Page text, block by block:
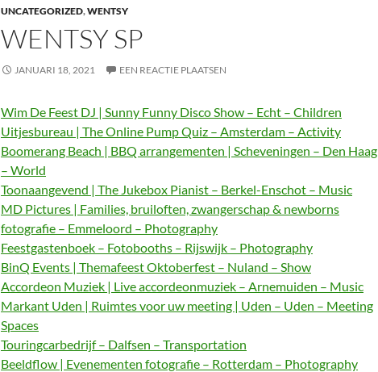
UNCATEGORIZED,WENTSY
WENTSY SP
JANUARI 18, 2021 EEN REACTIE PLAATSEN
Wim De Feest DJ | Sunny Funny Disco Show – Echt – Children
Uitjesbureau | The Online Pump Quiz – Amsterdam – Activity
Boomerang Beach | BBQ arrangementen | Scheveningen – Den Haag
– World
Toonaangevend | The Jukebox Pianist – Berkel-Enschot – Music
MD Pictures | Families, bruiloften, zwangerschap & newborns
fotografie – Emmeloord – Photography
Feestgastenboek – Fotobooths – Rijswijk – Photography
BinQ Events | Themafeest Oktoberfest – Nuland – Show
Accordeon Muziek | Live accordeonmuziek – Arnemuiden – Music
Markant Uden | Ruimtes voor uw meeting | Uden – Uden – Meeting
Spaces
Touringcarbedrijf – Dalfsen – Transportation
Beeldflow | Evenementen fotografie – Rotterdam – Photography